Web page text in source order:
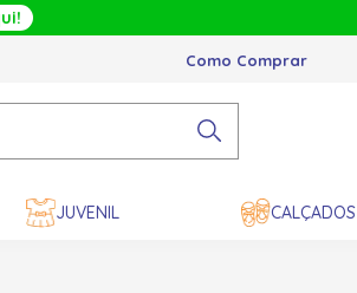
Como Comprar
JUVENIL CALÇADOS